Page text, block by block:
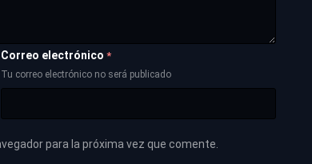
Correo electrónico *
Tu correo electrónico no será publicado
para la próxima vez que comente.